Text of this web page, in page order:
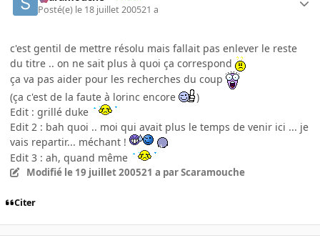
Posté(e) le 18 juillet 200521 a
c'est gentil de mettre résolu mais fallait pas enlever le reste
du titre .. on ne sait plus à quoi ça correspond
ça va pas aider pour les recherches du coup
(ça c'est de la faute à lorinc encore
)
Edit : grillé duke
Edit 2 : bah quoi .. moi qui avait plus le temps de venir ici ... je
vais repartir... méchant !
Edit 3 : ah, quand même
Modifié le 19 juillet 200521 a par Scaramouche
Citer